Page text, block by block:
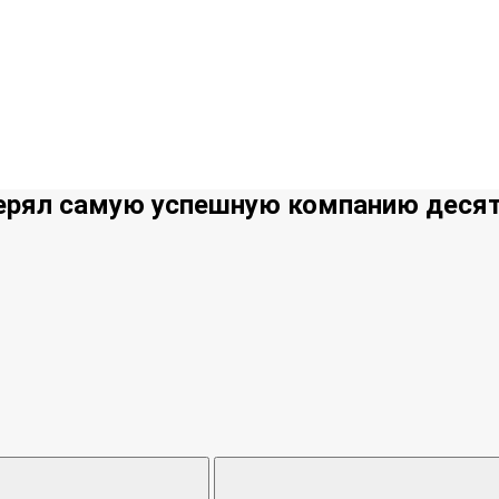
самую успешную компанию